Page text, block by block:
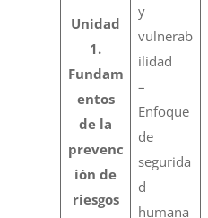
Unidad
1.
Fundam
entos
de la
prevenc
ión de
riesgos
y
vulnerab
ilidad
–
Enfoque
de
segurida
d
humana